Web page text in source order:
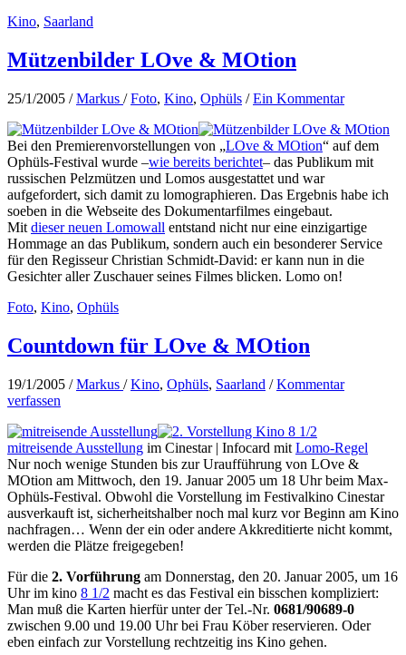
Kino, Saarland
Mützenbilder LOve & MOtion
25/1/2005 /Markus /Foto, Kino, Ophüls /Ein Kommentar
Bei den Premierenvorstellungen von „LOve & MOtion“ auf dem
Ophüls-Festival wurde –wie bereits berichtet– das Publikum mit
russischen Pelzmützen und Lomos ausgestattet und war
aufgefordert, sich damit zu lomographieren. Das Ergebnis habe ich
soeben in die Webseite des Dokumentarfilmes eingebaut.
Mit dieser neuen Lomowall entstand nicht nur eine einzigartige
Hommage an das Publikum, sondern auch ein besonderer Service
für den Regisseur Christian Schmidt-David: er kann nun in die
Gesichter aller Zuschauer seines Filmes blicken. Lomo on!
Foto, Kino, Ophüls
Countdown für LOve & MOtion
19/1/2005 /Markus /Kino, Ophüls, Saarland /Kommentar
verfassen
mitreisende Ausstellung im Cinestar | Infocard mit Lomo-Regel
Nur noch wenige Stunden bis zur Uraufführung von LOve &
MOtion am Mittwoch, den 19. Januar 2005 um 18 Uhr beim Max-
Ophüls-Festival. Obwohl die Vorstellung im Festivalkino Cinestar
ausverkauft ist, sicherheitshalber noch mal kurz vor Beginn am Kino
nachfragen… Wenn der ein oder andere Akkreditierte nicht kommt,
werden die Plätze freigegeben!
Für die 2. Vorführung am Donnerstag, den 20. Januar 2005, um 16
Uhr im kino 8 1/2 macht es das Festival ein bisschen kompliziert:
Man muß die Karten hierfür unter der Tel.-Nr. 0681/90689-0
zwischen 9.00 und 19.00 Uhr bei Frau Köber reservieren. Oder
eben einfach zur Vorstellung rechtzeitig ins Kino gehen.